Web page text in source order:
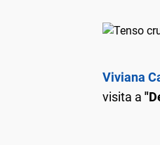
Viviana
visita a